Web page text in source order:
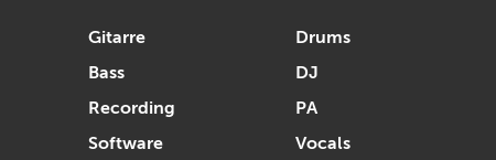
Gitarre
Bass
Recording
Software
Drums
DJ
PA
Vocals